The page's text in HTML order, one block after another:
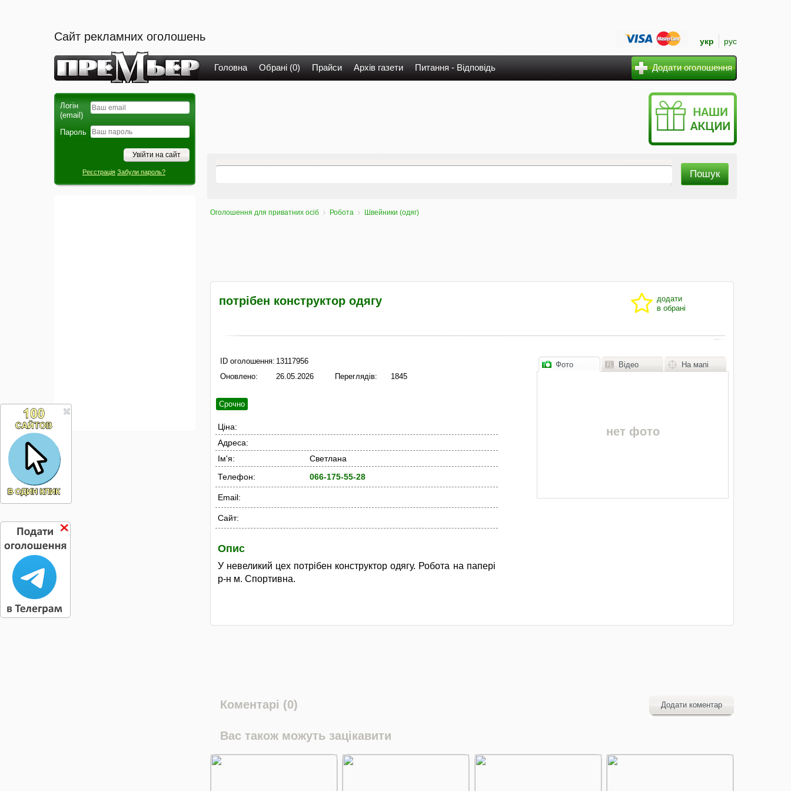
Сайт рекламних оголошень укр рус
Головна Обрані (0) Прайси Архів газети Питання - Відповідь Додати оголошення
Логін
(email)
Пароль
Реєстрація Забули пароль?
Оголошення для приватних осіб Робота Швейники (одяг)
потрібен конструктор одягу
додати
в обрані
ID оголошення: 13117956
Оновлено:
26.05.2026 Переглядів: 1845
Срочно
Ціна:
Адреса:
Ім'я:
Светлана
Телефон:
066-175-55-28
Email:
Сайт:
Опис
У невеликий цех потрібен конструктор одягу. Робота на папері
р-н м. Спортивна.
Фото Відео На мапі
нет фото
Коментарі (0) Додати коментар
Вас також можуть зацікавити